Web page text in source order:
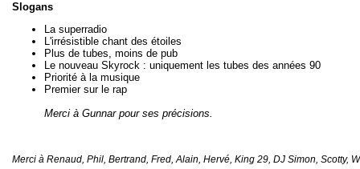
Slogans
La superradio
L'irrésistible chant des étoiles
Plus de tubes, moins de pub
Le nouveau Skyrock : uniquement les tubes des années 90
Priorité à la musique
Premier sur le rap
Merci à Gunnar pour ses précisions.
Merci à Renaud, Phil, Bertrand, Fred, Alain, Hervé, King 29, DJ Simon, Scotty,